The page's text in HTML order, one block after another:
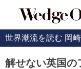
世界潮流を読む 岡
解せない英国の